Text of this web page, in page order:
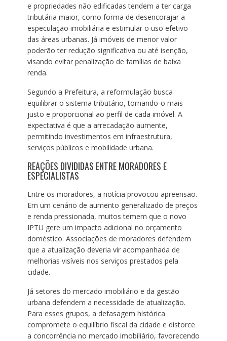
e propriedades não edificadas tendem a ter carga
tributária maior, como forma de desencorajar a
especulação imobiliária e estimular o uso efetivo
das áreas urbanas. Já imóveis de menor valor
poderão ter redução significativa ou até isenção,
visando evitar penalização de famílias de baixa
renda.
Segundo a Prefeitura, a reformulação busca
equilibrar o sistema tributário, tornando-o mais
justo e proporcional ao perfil de cada imóvel. A
expectativa é que a arrecadação aumente,
permitindo investimentos em infraestrutura,
serviços públicos e mobilidade urbana.
REAÇÕES DIVIDIDAS ENTRE MORADORES E
ESPECIALISTAS
Entre os moradores, a notícia provocou apreensão.
Em um cenário de aumento generalizado de preços
e renda pressionada, muitos temem que o novo
IPTU gere um impacto adicional no orçamento
doméstico. Associações de moradores defendem
que a atualização deveria vir acompanhada de
melhorias visíveis nos serviços prestados pela
cidade.
Já setores do mercado imobiliário e da gestão
urbana defendem a necessidade de atualização.
Para esses grupos, a defasagem histórica
compromete o equilíbrio fiscal da cidade e distorce
a concorrência no mercado imobiliário, favorecendo